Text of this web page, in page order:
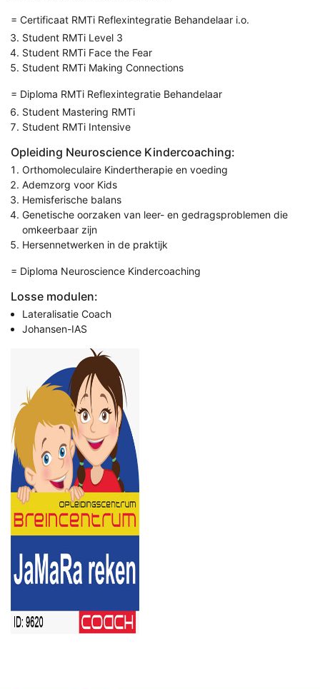
= Certificaat RMTi Reflexintegratie Behandelaar i.o.
Student RMTi Level 3
Student RMTi Face the Fear
Student RMTi Making Connections
= Diploma RMTi Reflexintegratie Behandelaar
Student Mastering RMTi
Student RMTi Intensive
Opleiding Neuroscience Kindercoaching:
Orthomoleculaire Kindertherapie en voeding
Ademzorg voor Kids
Hemisferische balans
Genetische oorzaken van leer- en gedragsproblemen die
omkeerbaar zijn
Hersennetwerken in de praktijk
= Diploma Neuroscience Kindercoaching
Losse modulen:
Lateralisatie Coach
Johansen-IAS